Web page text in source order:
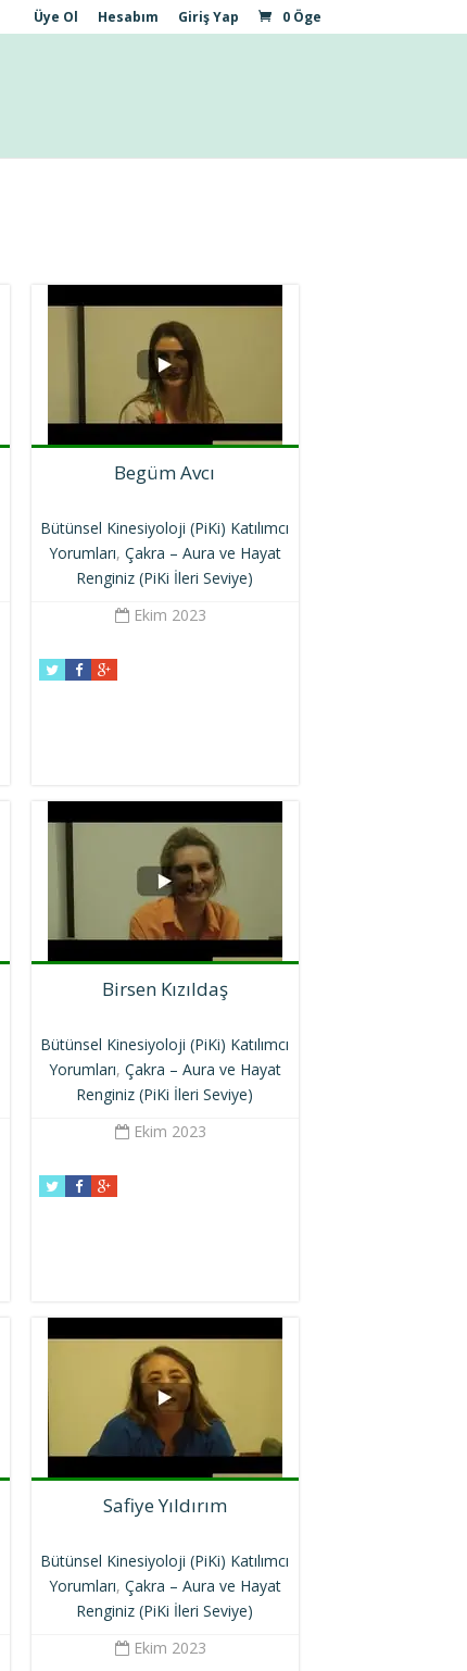
Üye Ol Hesabım Giriş Yap 0 Öge
Begüm Avcı
Bütünsel Kinesiyoloji (PiKi) Katılımcı
Yorumları, Çakra – Aura ve Hayat
Renginiz (PiKi İleri Seviye)
Ekim 2023
Birsen Kızıldaş
Bütünsel Kinesiyoloji (PiKi) Katılımcı
Yorumları, Çakra – Aura ve Hayat
Renginiz (PiKi İleri Seviye)
Ekim 2023
Safiye Yıldırım
Bütünsel Kinesiyoloji (PiKi) Katılımcı
Yorumları, Çakra – Aura ve Hayat
Renginiz (PiKi İleri Seviye)
Ekim 2023